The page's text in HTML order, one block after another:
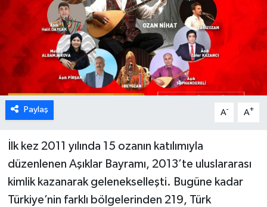
Paylaş A- A+
İlk kez 2011 yılında 15 ozanın katılımıyla
düzenlenen Aşıklar Bayramı, 2013’te uluslararası
kimlik kazanarak gelenekselleşti. Bugüne kadar
Türkiye’nin farklı bölgelerinden 219, Türk